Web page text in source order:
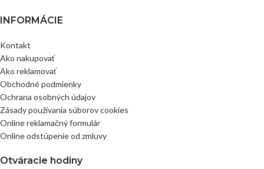
INFORMÁCIE
Kontakt
Ako nakupovať
Ako reklamovať
Obchodné podmienky
Ochrana osobných údajov
Zásady používania súborov cookies
Online reklamačný formulár
Online odstúpenie od zmluvy
Otváracie hodiny